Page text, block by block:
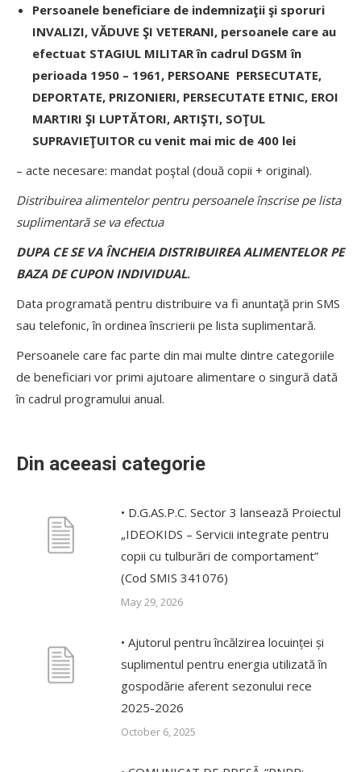
Persoanele beneficiare de indemnizaţii şi sporuri
INVALIZI, VĂDUVE ŞI VETERANI, persoanele care au
efectuat STAGIUL MILITAR în cadrul DGSM în
perioada 1950 – 1961, PERSOANE PERSECUTATE,
DEPORTATE, PRIZONIERI, PERSECUTATE ETNIC, EROI
MARTIRI ŞI LUPTĂTORI, ARTIŞTI, SOŢUL
SUPRAVIEŢUITOR cu venit mai mic de 400 lei
– acte necesare: mandat poştal (două copii + original).
Distribuirea alimentelor pentru persoanele înscrise pe lista
suplimentară se va efectua
DUPA CE SE VA ÎNCHEIA DISTRIBUIREA ALIMENTELOR PE
BAZA DE CUPON INDIVIDUAL.
Data programată pentru distribuire va fi anuntaţă prin SMS
sau telefonic, în ordinea înscrierii pe lista suplimentară.
Persoanele care fac parte din mai multe dintre categoriile
de beneficiari vor primi ajutoare alimentare o singură dată
în cadrul programului anual.
Din aceeasi categorie
• D.G.AS.P.C. Sector 3 lansează Proiectul
„IDEOKIDS – Servicii integrate pentru
copii cu tulburări de comportament”
(Cod SMIS 341076)
May 29, 2026
• Ajutorul pentru încălzirea locuinței și
suplimentul pentru energia utilizată în
gospodărie aferent sezonului rece
2025-2026
October 6, 2025